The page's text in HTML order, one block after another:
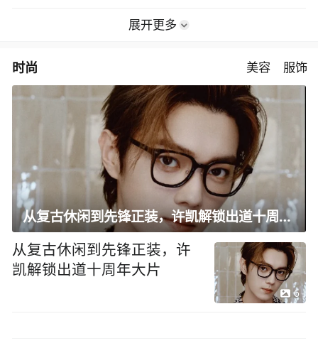
展开更多
时尚 美容 服饰
从复古休闲到先锋正装，许凯解锁出道十周年大片
从复古休闲到先锋正装，许
凯解锁出道十周年大片
6